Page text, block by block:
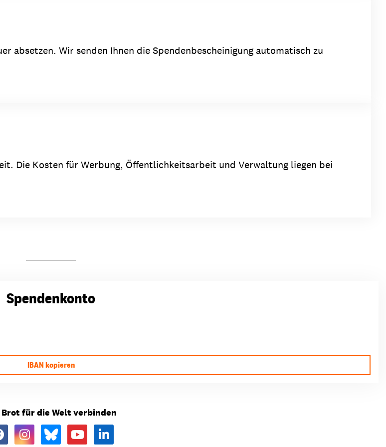
absetzen. Wir senden Ihnen die Spendenbescheinigung automatisch zu
Die Kosten für Werbung, Öffentlichkeitsarbeit und Verwaltung liegen bei
Spendenkonto
IBAN kopieren
für die Welt verbinden